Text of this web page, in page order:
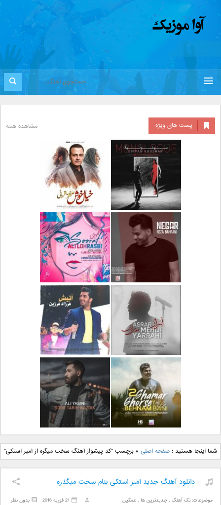
پست های ویژه مشاهده همه
دانلود آلبوم جدید سیروان
خسروی بنام مونولوگ
دانلود آهنگ جدید علیرضا
قربانی بنام خیال خوش
دانلود آهنگ جدید رضا
بهرام بنام نگار
دانلود آهنگ جدید علی
لهراسبی بنام صورت
دانلود آهنگ جدید مهدی
یراحی بنام اسرار
دانلود آهنگ جدید فرزاد
فرزین بنام آتیش
دانلود آهنگ جدید بهنام
بانی بنام قرص قمر 2
دانلود آهنگ جدید علی
یاسینی بنام دورترین نزدیک
شما اینجا هستید :صفحه اصلی »برچسب "کد پیشواز آهنگ سخت میگره از امیر استکی"
دانلود آهنگ جدید امیر استکی بنام سخت میگذره
موضوعات:تک آهنگ ,جدیدترین ها ,غمگین بدون نظر 21 فوریه 2016